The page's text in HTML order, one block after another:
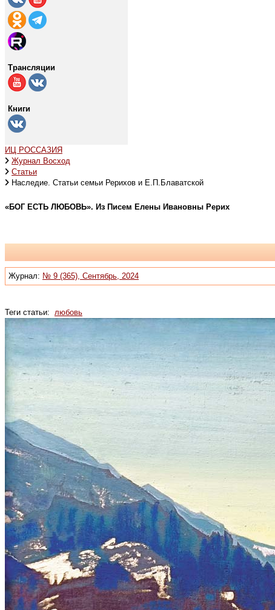
Трансляции
Книги
ИЦ РОССАЗИЯ
Журнал Восход
Статьи
Наследие. Статьи семьи Рерихов и Е.П.Блаватской
«БОГ ЕСТЬ ЛЮБОВЬ». Из Писем Елены Ивановны Рерих
Журнал: № 9 (365), Сентябрь, 2024
Теги статьи: любовь